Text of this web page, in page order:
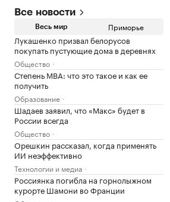
Все новости
Весь мир Приморье
Лукашенко призвал белорусов
покупать пустующие дома в деревнях
Общество
Степень MBA: что это такое и как ее
получить
Образование
Шадаев заявил, что «Макс» будет в
России всегда
Общество
Орешкин рассказал, когда применять
ИИ неэффективно
Технологии и медиа
Россиянка погибла на горнолыжном
курорте Шамони во Франции